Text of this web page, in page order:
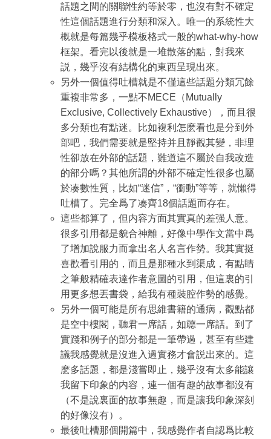
話題之間的關聯性約等於零，也沒有對不確定
性這個話題進行分類和深入。唯一的系統性大
概就是每篇幾乎模板格式一般的what-why-how
框架。看完以後就是一堆散落的點，對我來
説，幾乎沒有結構化的東西呈現出來。
另外一個值得吐槽就是不僅這些話題分類冗餘
重複非常多，一點不MECE（Mutually
Exclusive, Collectively Exhaustive），而且很
多分類也有點迷。比如複利怎麽看也是分到外
部吧，我們需要就是堅持并且靜觀其變，非理
性卻放在外部的話題，難道這不屬於自我改造
的部分嗎？其他所謂的外部不確定性很多也屬
於凑數性質，比如“迷信”，“衝動”等等，就懶得
吐槽了。完全爲了凑齊18個話題而存在。
這些都算了，但内容方面其實真的差强人意。
很多引用都是貌合神離，好像中學作文當中爲
了增加說服力而拿出名人名言作勢。我其實挺
喜歡看引用的，而且是那種水到渠成，有點睛
之筆般精確表達作者意圖的引用，但這裏的引
用更多想丟書袋，給我有種裝腔作勢的感覺。
另外一個可能是所有思維書籍的通病，觀點都
是空中樓閣，聽君一席話，如聼一席話。到了
實踐和例子的部分都是一筆帶過，甚至有些建
議我感覺就是沒進入過實務才會説出來的。這
麽多話題，都是淺嘗即止，幾乎沒有太多能讓
我留下印象的内容，連一個有趣的故事都沒有
（不是說裏面的故事無趣，而是讓我印象深刻
的好像沒有）。
最後吐槽那個開篇中，我感覺作者自認爲比較